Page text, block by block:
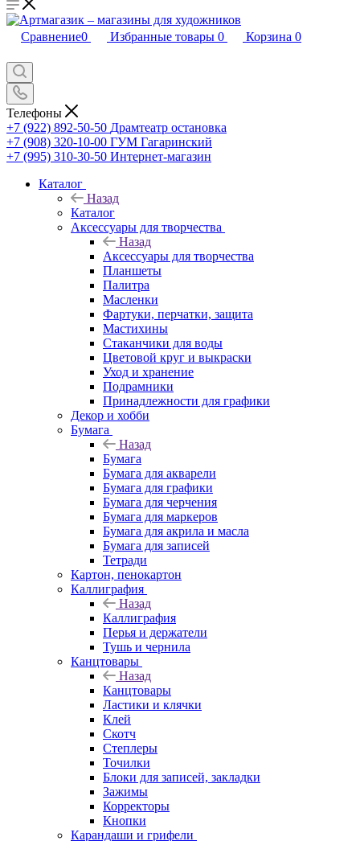
Сравнение0 Избранные товары 0 Корзина 0
Телефоны
+7 (922) 892-50-50 Драмтеатр остановка
+7 (908) 320-10-00 ГУМ Гагаринский
+7 (995) 310-30-50 Интернет-магазин
Каталог
Назад
Каталог
Аксессуары для творчества
Назад
Аксессуары для творчества
Планшеты
Палитра
Масленки
Фартуки, перчатки, защита
Мастихины
Стаканчики для воды
Цветовой круг и выкраски
Уход и хранение
Подрамники
Принадлежности для графики
Декор и хобби
Бумага
Назад
Бумага
Бумага для акварели
Бумага для графики
Бумага для черчения
Бумага для маркеров
Бумага для акрила и масла
Бумага для записей
Тетради
Картон, пенокартон
Каллиграфия
Назад
Каллиграфия
Перья и держатели
Тушь и чернила
Канцтовары
Назад
Канцтовары
Ластики и клячки
Клей
Скотч
Степлеры
Точилки
Блоки для записей, закладки
Зажимы
Корректоры
Кнопки
Карандаши и грифели